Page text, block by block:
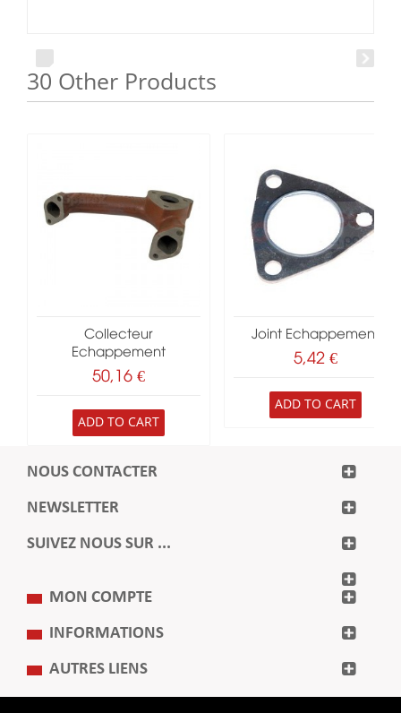
30 Other Products
Collecteur
Echappement
50,16 €
ADD TO CART
Joint Echappement
5,42 €
ADD TO CART
NOUS CONTACTER
NEWSLETTER
SUIVEZ NOUS SUR ...
MON COMPTE
INFORMATIONS
AUTRES LIENS